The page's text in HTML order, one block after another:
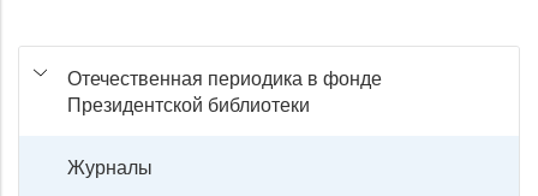
Отечественная периодика в фонде
Президентской библиотеки
Журналы